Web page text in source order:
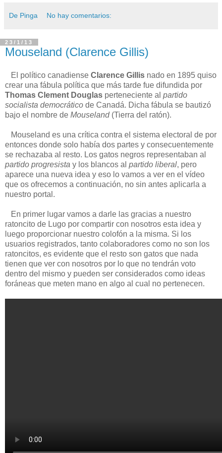
De Pinga No hay comentarios:
23/1/13
Mouseland (Clarence Gillis)
El político canadiense Clarence Gillis nado en 1895 quiso
crear una fábula política que más tarde fue difundida por
Thomas Clement Douglas perteneciente al partido
socialista democrático de Canadá. Dicha fábula se bautizó
bajo el nombre de Mouseland (Tierra del ratón).
Mouseland es una crítica contra el sistema electoral de por
entonces donde solo había dos partes y consecuentemente
se rechazaba al resto. Los gatos negros representaban al
partido progresista y los blancos al partido liberal, pero
aparece una nueva idea y eso lo vamos a ver en el vídeo
que os ofrecemos a continuación, no sin antes aplicarla a
nuestro portal.
En primer lugar vamos a darle las gracias a nuestro
ratoncito de Lugo por compartir con nosotros esta idea y
luego proporcionar nuestro colofón a la misma. Si los
usuarios registrados, tanto colaboradores como no son los
ratoncitos, es evidente que el resto son gatos que nada
tienen que ver con nosotros por lo que no tendrán voto
dentro del mismo y pueden ser considerados como ideas
foráneas que meten mano en algo al cual no pertenecen.